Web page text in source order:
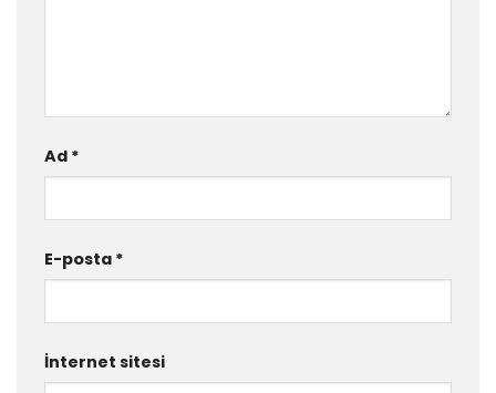
Ad *
E-posta *
İnternet sitesi